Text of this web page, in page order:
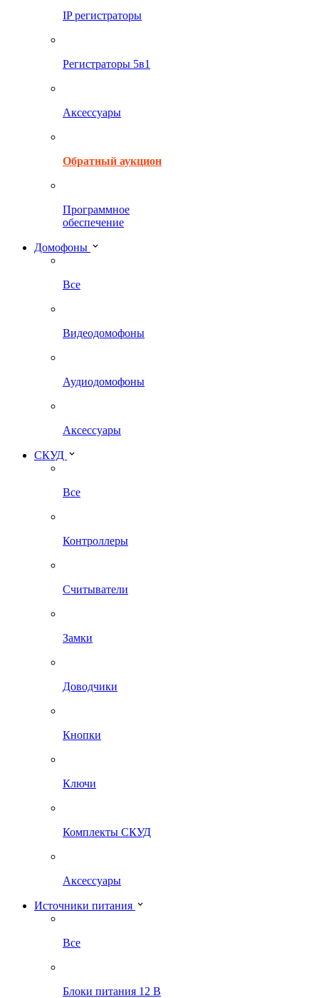
IP регистраторы
Регистраторы 5в1
Аксессуары
Обратный аукцион
Программное
обеспечение
Домофоны
Все
Видеодомофоны
Аудиодомофоны
Аксессуары
СКУД
Все
Контроллеры
Считыватели
Замки
Доводчики
Кнопки
Ключи
Комплекты СКУД
Аксессуары
Источники питания
Все
Блоки питания 12 В